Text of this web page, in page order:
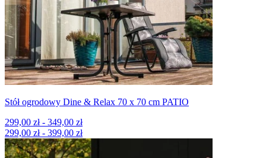
Stół ogrodowy Dine & Relax 70 x 70 cm PATIO
299,00 zł - 349,00 zł
299,00 zł - 399,00 zł